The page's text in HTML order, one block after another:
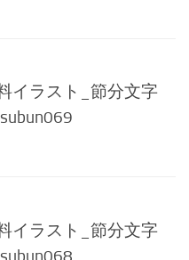
イラスト_節分文字
イラスト_節分文字